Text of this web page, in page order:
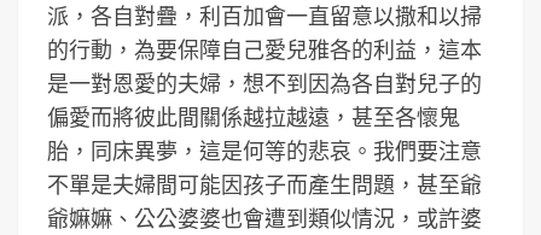
派，各自對疊，利百加會一直留意以撒和以掃
的行動，為要保障自己愛兒雅各的利益，這本
是一對恩愛的夫婦，想不到因為各自對兒子的
偏愛而將彼此間關係越拉越遠，甚至各懷鬼
胎，同床異夢，這是何等的悲哀。我們要注意
不單是夫婦間可能因孩子而產生問題，甚至爺
爺嫲嫲、公公婆婆也會遭到類似情況，或許婆